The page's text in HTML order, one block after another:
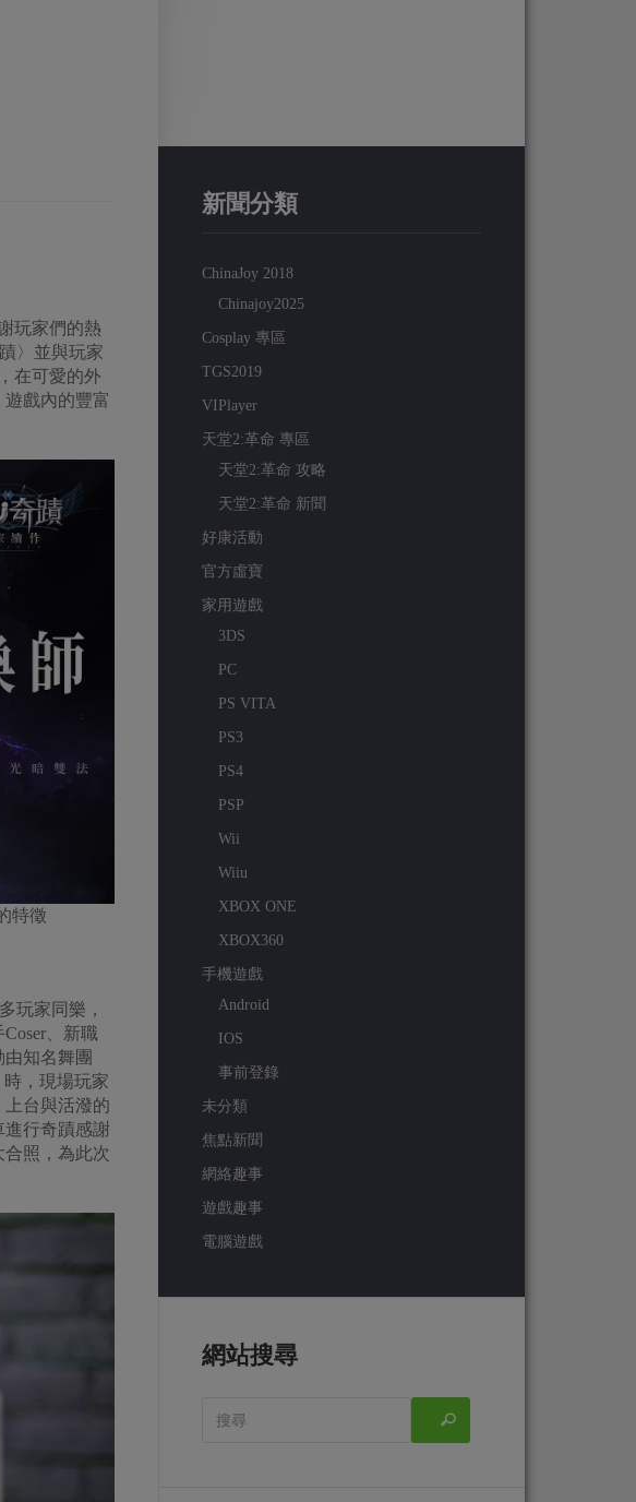
玩家們的熱
〉並與玩家
在可愛的外
戲內的豐富
特徵
玩家同樂，
、新職
知名舞團
，現場玩家
台與活潑的
行奇蹟感謝
照，為此次
新聞分類
ChinaJoy 2018
Chinajoy2025
Cosplay 專區
TGS2019
VIPlayer
天堂2:革命 專區
天堂2:革命 攻略
天堂2:革命 新聞
好康活動
官方虛寶
家用遊戲
3DS
PC
PS VITA
PS3
PS4
PSP
Wii
Wiiu
XBOX ONE
XBOX360
手機遊戲
Android
IOS
事前登錄
未分類
焦點新聞
網絡趣事
遊戲趣事
電腦遊戲
網站搜尋